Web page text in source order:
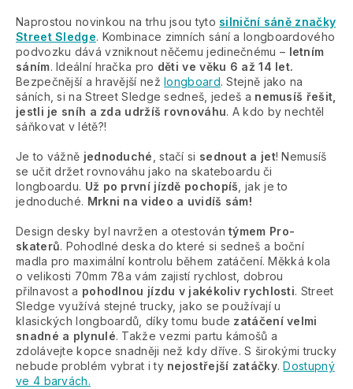
Naprostou novinkou na trhu jsou tyto silniční sáně značky
Street Sledge. Kombinace zimních sání a longboardového
podvozku dává vzniknout něčemu jedinečnému – letním
sáním. Ideální hračka pro děti ve věku 6 až 14 let.
Bezpečnější a hravější nežlongboard. Stejně jako na
sáních, si na Street Sledge sedneš, jedeš a nemusíš řešit,
jestli je sníh a zda udržíš rovnováhu. A kdo by nechtěl
sáňkovat v létě?!
Je to vážně jednoduché , stačí si sednout a jet! Nemusíš
se učit držet rovnováhu jako na skateboardu či
longboardu. Už po první jízdě pochopíš , jak je to
jednoduché. Mrkni na video a uvidíš sám!
Design desky byl navržen a otestovántýmem Pro-
skaterů. Pohodlné deska do které si sedneš a boční
madla pro maximální kontrolu během zatáčení. Měkká kola
o velikosti 70mm 78a vám zajistí rychlost, dobrou
přilnavost a pohodlnou jízdu v jakékoliv rychlosti. Street
Sledge využívá stejné trucky, jako se používají u
klasických longboardů, díky tomu bude zatáčení velmi
snadné a plynulé. Takže vezmi partu kámošů a
zdolávejte kopce snadněji než kdy dříve. S širokými trucky
nebude problém vybrat i ty nejostřejší zatáčky.Dostupný
ve 4 barvách.